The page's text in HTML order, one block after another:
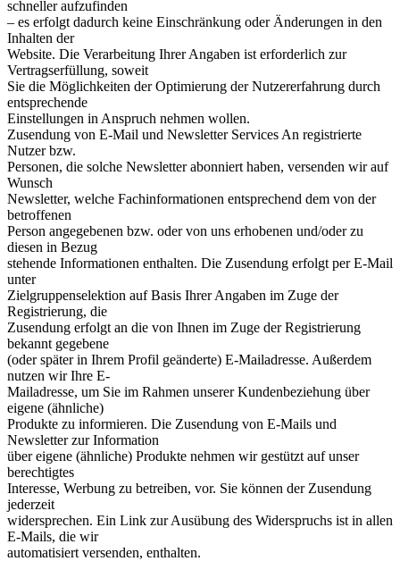
schneller aufzufinden
– es erfolgt dadurch keine Einschränkung oder Änderungen in den
Inhalten der
Website. Die Verarbeitung Ihrer Angaben ist erforderlich zur
Vertragserfüllung, soweit
Sie die Möglichkeiten der Optimierung der Nutzererfahrung durch
entsprechende
Einstellungen in Anspruch nehmen wollen.
Zusendung von E-Mail und Newsletter Services An registrierte
Nutzer bzw.
Personen, die solche Newsletter abonniert haben, versenden wir auf
Wunsch
Newsletter, welche Fachinformationen entsprechend dem von der
betroffenen
Person angegebenen bzw. oder von uns erhobenen und/oder zu
diesen in Bezug
stehende Informationen enthalten. Die Zusendung erfolgt per E-Mail
unter
Zielgruppenselektion auf Basis Ihrer Angaben im Zuge der
Registrierung, die
Zusendung erfolgt an die von Ihnen im Zuge der Registrierung
bekannt gegebene
(oder später in Ihrem Profil geänderte) E-Mailadresse. Außerdem
nutzen wir Ihre E-
Mailadresse, um Sie im Rahmen unserer Kundenbeziehung über
eigene (ähnliche)
Produkte zu informieren. Die Zusendung von E-Mails und
Newsletter zur Information
über eigene (ähnliche) Produkte nehmen wir gestützt auf unser
berechtigtes
Interesse, Werbung zu betreiben, vor. Sie können der Zusendung
jederzeit
widersprechen. Ein Link zur Ausübung des Widerspruchs ist in allen
E-Mails, die wir
automatisiert versenden, enthalten.